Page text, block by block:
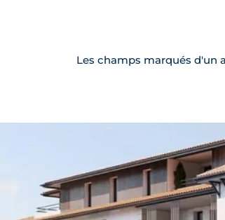
Les champs marqués d'un